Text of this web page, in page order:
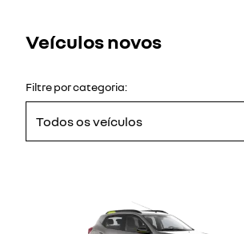
Veículos novos
Filtre por categoria:
Todos os veículos